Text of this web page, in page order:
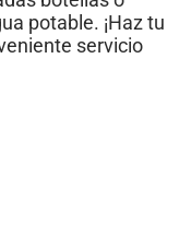
potable. ¡Haz tu
servicio